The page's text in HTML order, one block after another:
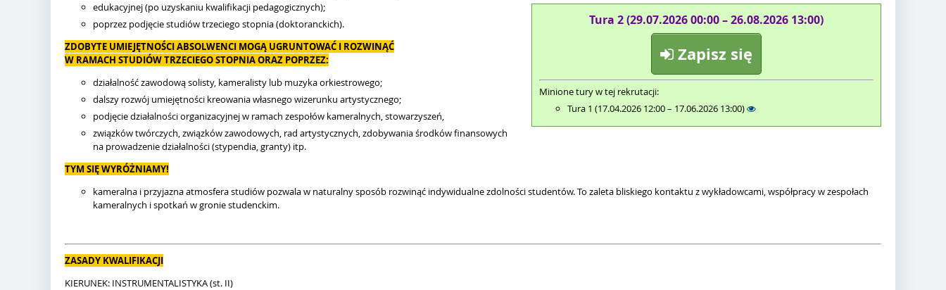
Tura 2 (29.07.2026 00:00 – 26.08.2026 13:00)
Zapisz się
Minione tury w tej rekrutacji:
Tura 1 (17.04.2026 12:00 – 17.06.2026 13:00)
edukacyjnej (po uzyskaniu kwalifikacji pedagogicznych);
poprzez podjęcie studiów trzeciego stopnia (doktoranckich).
ZDOBYTE UMIEJĘTNOŚCI ABSOLWENCI MOGĄ UGRUNTOWAĆ I ROZWINĄĆ
W RAMACH STUDIÓW TRZECIEGO STOPNIA ORAZ POPRZEZ:
działalność zawodową solisty, kameralisty lub muzyka orkiestrowego;
dalszy rozwój umiejętności kreowania własnego wizerunku artystycznego;
podjęcie działalności organizacyjnej w ramach zespołów kameralnych, stowarzyszeń,
związków twórczych, związków zawodowych, rad artystycznych, zdobywania środków finansowych
na prowadzenie działalności (stypendia, granty) itp.
TYM SIĘ WYRÓŻNIAMY!
kameralna i przyjazna atmosfera studiów pozwala w naturalny sposób rozwinąć indywidualne zdolności studentów. To zaleta bliskiego kontaktu z wykładowcami, współpracy w zespołach
kameralnych i spotkań w gronie studenckim.
ZASADY KWALIFIKACJI
KIERUNEK: INSTRUMENTALISTYKA (st. II)